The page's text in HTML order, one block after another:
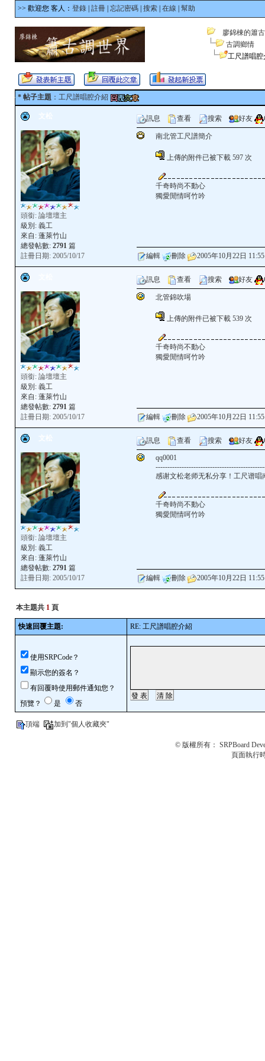
>> 歡迎您 客人： 登錄| 註冊| 忘記密碼| 搜索| 在線 幫助
廖錦棟的簫
古調鄉情
工尺譜唱腔
* 帖子主題：工尺譜唱腔介紹
頭銜: 論壇壇主
級別: 義工
來自: 蓬萊竹山
總發帖數: 2791篇
註冊日期: 2005/10/17
訊息 查看 搜索 好友
南北管工尺譜簡介
上傳的附件已被下載 597 次
千奇時尚不動心
獨愛閒情呵竹吟
編輯 刪除 2005年10月22日
頭銜: 論壇壇主
級別: 義工
來自: 蓬萊竹山
總發帖數: 2791篇
註冊日期: 2005/10/17
訊息 查看 搜索 好友
北管錦吹場
上傳的附件已被下載 539 次
千奇時尚不動心
獨愛閒情呵竹吟
編輯 刪除 2005年10月22日
頭銜: 論壇壇主
級別: 義工
來自: 蓬萊竹山
總發帖數: 2791篇
註冊日期: 2005/10/17
訊息 查看 搜索 好友
qq0001
感谢文松老师无私分享！工尺谱
千奇時尚不動心
獨愛閒情呵竹吟
編輯 刪除 2005年10月22日
本主題共 1頁
快速回覆主題: RE: 工尺譜唱腔介紹
使用SRPCode？
顯示您的簽名？
有回覆時使用郵件通知您？
預覽？
是 否
頂端 加到"個人收藏夾"
© 版權所有： SRPBoard
頁面執行